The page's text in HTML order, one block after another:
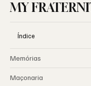
MY
Índice
Memórias
Maçonaria